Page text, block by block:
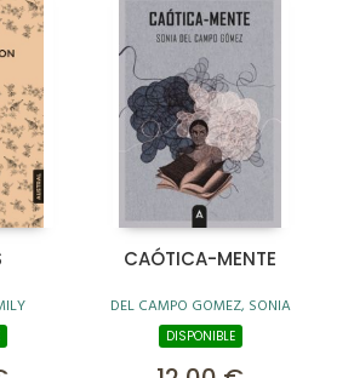
CAÓTICA-MENTE
DEL CAMPO GOMEZ, SONIA
DISPONIBLE